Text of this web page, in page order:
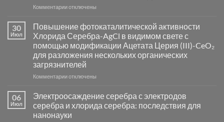
Комментариик
Пламенный
синтез
катализаторов
и
сенсоров
на
основе
группы
отключены
30
Июл
Повышение фотокаталитической активности
Хлорида Серебра-AgCl в видимом свете с
помощью модификации Ацетата Церия (III)-CeO₂
для разложения нескольких органических
загрязнителей
Комментариик
фотокаталитической
активности
Хлорида
отключены
06
Июл
Электроосаждение серебра с электродов
серебра и хлорида серебра: последствия для
нанонауки